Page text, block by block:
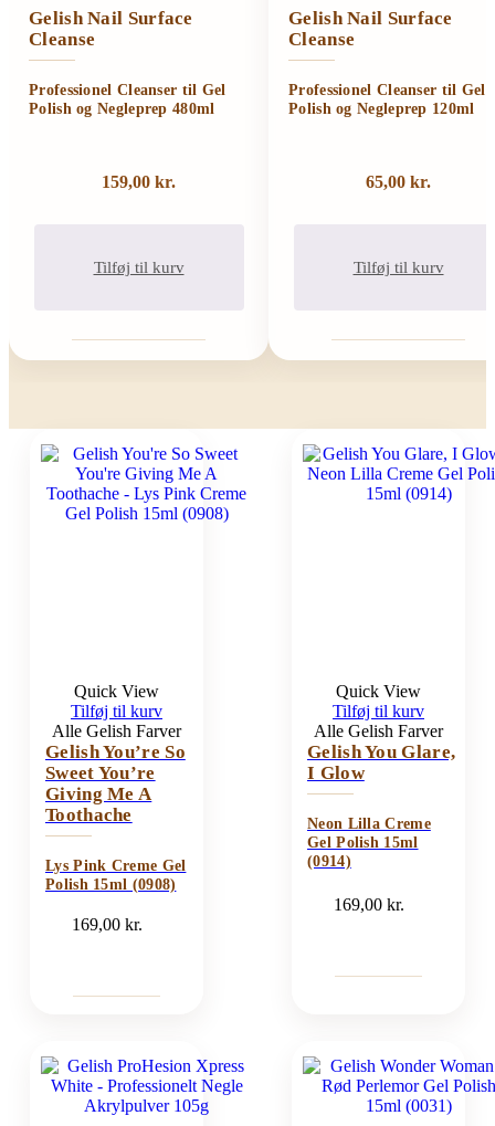
Gelish Nail Surface
Cleanse
Professionel Cleanser til Gel
Polish og Negleprep 480ml
159,00 kr.
Tilføj til kurv
Gelish Nail Surface
Cleanse
Professionel Cleanser til Gel
Polish og Negleprep 120ml
65,00 kr.
Tilføj til kurv
Quick View
Tilføj til kurv
Alle Gelish Farver
Gelish You’re So
Sweet You’re
Giving Me A
Toothache
Lys Pink Creme Gel
Polish 15ml (0908)
169,00kr.
Quick View
Tilføj til kurv
Alle Gelish Farver
Gelish You Glare,
I Glow
Neon Lilla Creme
Gel Polish 15ml
(0914)
169,00kr.